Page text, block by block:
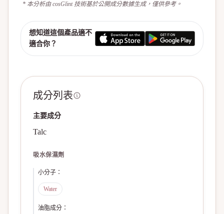
* 本分析由 cosGlint 技術基於公開成分數據生成，僅供參考。
想知道這個產品適不
適合你？
成分列表
主要成分
Talc
吸水保濕劑
小分子 ：
Water
油脂成分 ：